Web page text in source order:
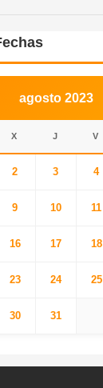
agosto 2023
X J V
2 3 4
9 10 11
16 17 18
23 24 25
30 31